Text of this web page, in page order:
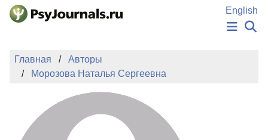
Перейти к основному содержанию
English
ИЗДАНИЯ
АВТОРЫ
ПОДАТЬ РУКОПИСЬ
БАЗА ЗНАНИЙ
КЛЮЧЕВЫЕ СЛОВА
Регистрация
Главная
Авторы
Морозова Наталья Сергеевна